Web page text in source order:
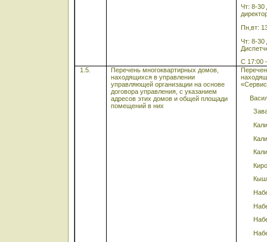
Чт: 8-30
Пн,вт:
Чт: 8-30
С 17:00
1.5.
Перечень многоквартирных домов,
находящихся в управлении
управляющей организации на основе
договора управления, с указанием
адресов этих домов и общей площади
помещений в них